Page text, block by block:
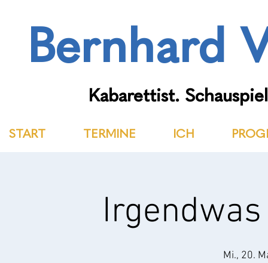
Bernhard
Kabarettist.
START TERMINE ICH
Mi., 20.